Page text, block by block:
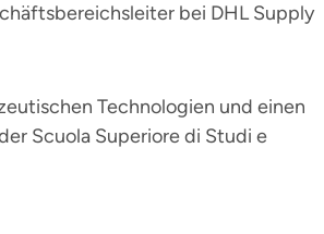
bei DHL Supply
Technologien und einen
Scuola Superiore di Studi e